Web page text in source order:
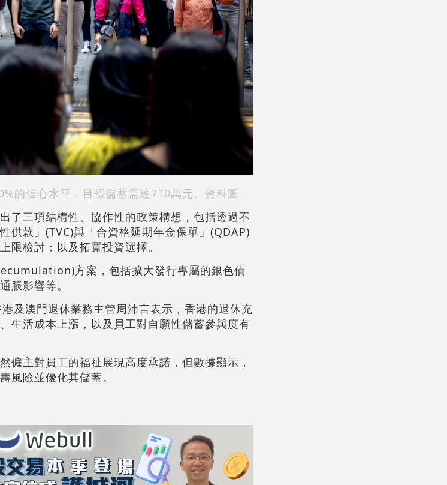
的信心水平，目標儲蓄需達710萬元。資料圖
了三項結構性、協作性的政策構想，包括透過不
供款」(TVC)與「合資格延期年金保單」(QDAP)
限檢討；以及拓寬投資選擇。
方案，包括擴大發行專屬的銀色債
脹影響等。
及澳門退休業務主管周沛言表示，香港的退休充
生活成本上漲，以及員工對自願性儲蓄參與度有
僱主對員工的福祉展現高度承諾，但數據顯示，
風險並優化其儲蓄。